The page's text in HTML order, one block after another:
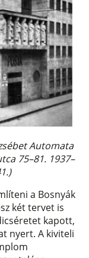
Automata
75–81. 1937–
a Bosnyák
két tervet is
kapott,
nyert. A kiviteli